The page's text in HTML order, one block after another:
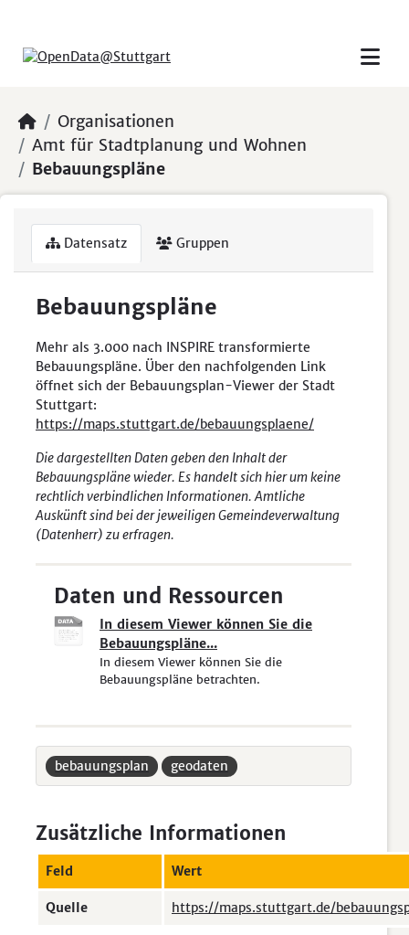
Organisationen
Amt für Stadtplanung und Wohnen
Bebauungspläne
Datensatz Gruppen
Bebauungspläne
Mehr als 3.000 nach INSPIRE transformierte
Bebauungspläne. Über den nachfolgenden Link
öffnet sich der Bebauungsplan-Viewer der Stadt
Stuttgart:
https://maps.stuttgart.de/bebauungsplaene/
Die dargestellten Daten geben den Inhalt der
Bebauungspläne wieder. Es handelt sich hier um keine
rechtlich verbindlichen Informationen. Amtliche
Auskünft sind bei der jeweiligen Gemeindeverwaltung
(Datenherr) zu erfragen.
Daten und Ressourcen
In diesem Viewer können Sie die
Bebauungspläne...
In diesem Viewer können Sie die
Bebauungspläne betrachten.
bebauungsplan geodaten
Zusätzliche Informationen
Feld Wert
Quelle https://maps.stuttgart.de/